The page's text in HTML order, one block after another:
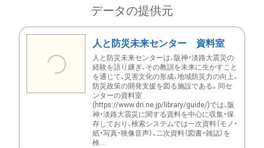
データの提供元
人と防災未来センター 資料室
人と防災未来センターは、阪神・淡路大震災の
経験を語り継ぎ、その教訓を未来に生かすこと
を通じて、災害文化の形成、地域防災力の向上、
防災政策の開発支援を図る施設である。同セ
ンターの資料室
(https://www.dri.ne.jp/library/guide/)では、阪
神・淡路大震災に関する資料を中心に収集・保
存しており、検索システムでは一次資料（モノ・
紙・写真・映像音声）、二次資料（図書・雑誌）を
検...